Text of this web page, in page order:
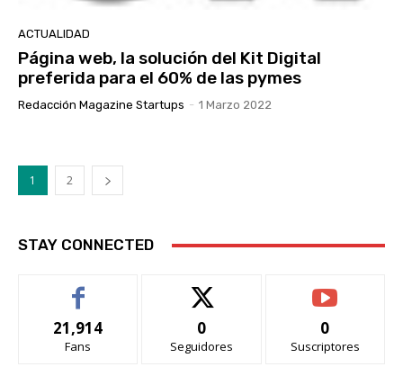
ACTUALIDAD
Página web, la solución del Kit Digital
preferida para el 60% de las pymes
Redacción Magazine Startups - 1 Marzo 2022
1 2
STAY CONNECTED
21,914
Fans
0
Seguidores
0
Suscriptores